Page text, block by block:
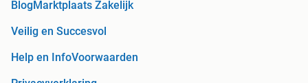
BlogMarktplaats Zakelijk
Veilig en Succesvol
Help en InfoVoorwaarden